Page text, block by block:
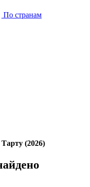
По странам
(2026)